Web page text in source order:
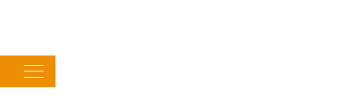
navigation